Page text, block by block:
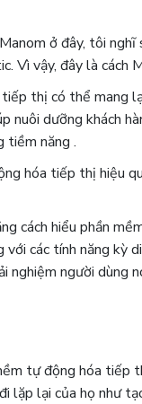
​​ở đây, tôi
Vì vậy, đây là cách
thị có thể mang
nuôi dưỡng khách
tiềm năng .
hóa tiếp thị hiệu
cách hiểu phần
với các tính năng
nghiệm người dùng
tự động hóa tiếp
lặp lại của họ như